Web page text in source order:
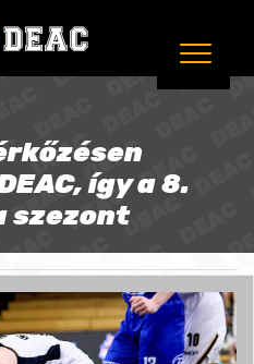
így a 8.
szezont